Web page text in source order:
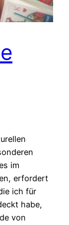
im
erfordert
ich für
habe,
von